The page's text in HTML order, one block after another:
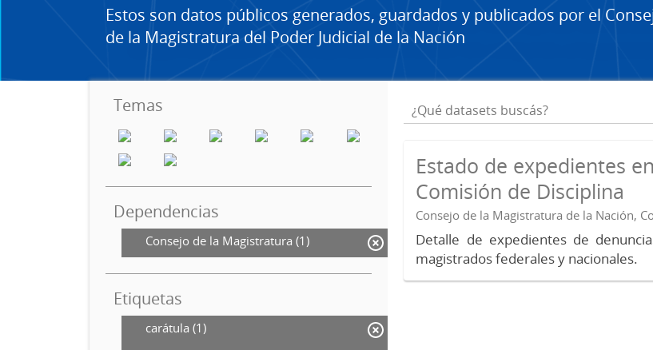
Estos son datos públicos generados, guardados y publicados por el
de la Magistratura del Poder Judicial de la Nación
Temas
Dependencias
Consejo de la Magistratura (1)
Etiquetas
carátula (1)
Estado de expedientes
Comisión de Disciplina
Consejo de la Magistratura de la Nación,
Detalle de expedientes de
magistrados federales y nacionales.